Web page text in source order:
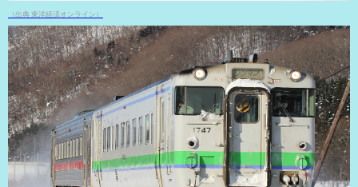
（出典 東洋経済オンライン）